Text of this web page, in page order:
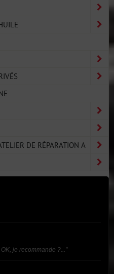
DE RÉPARATION A
je recommande ?..."